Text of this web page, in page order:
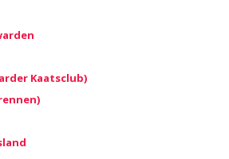
Kaatsclub)